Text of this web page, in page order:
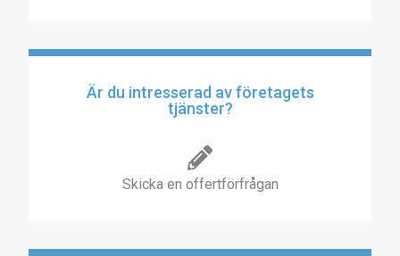
Är du intresserad av företagets
tjänster?
Skicka en offertförfrågan